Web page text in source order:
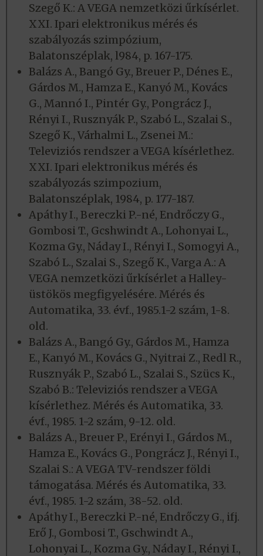
Szegő K.: A VEGA nemzetközi űrkísérlet.
XXI. Ipari elektronikus mérés és
szabályozás szimpózium,
Balatonszéplak, l984, p. 167-175.
Balázs A., Bangó Gy., Breuer P., Dénes E.,
Gárdos M., Hamza E., Kanyó M., Kovács
G., Mannó I., Pintér Gy., Pongrácz J.,
Rényi I., Rusznyák P., Szabó L., Szalai S.,
Szegő K., Várhalmi L., Zsenei M.:
Televiziós rendszer a VEGA kísérlethez.
XXI. Ipari elektronikus mérés és
szabályozás szimpozium,
Balatonszéplak, 1984, p. 177-187.
Apáthy I., Bereczki P.-né, Endrőczy G.,
Gombosi T., Gcshwindt A., Lohonyai L.,
Kozma Gy., Náday I., Rényi I., Somogyi A.,
Szabó L., Szalai S., Szegő K., Varga A.: A
VEGA nemzetközi űrkísérlet a Halley-
üstökös megfigyelésére. Mérés és
Automatika, 33. évf., 1985.1-2 szám, 1-8.
old.
Balázs A., Bangó Gy., Gárdos M., Hamza
E., Kanyó M., Kovács G., Nyitrai Z., Redl R.,
Rusznyák P., Szabó L., Szalai S., Szücs K.,
Szabó B.: Televiziós rendszer a VEGA
kísérlethez. Mérés és Automatika, 33.
évf., 1985. 1-2 szám, 9-12. old.
Balázs A., Breuer P., Erényi I., Gárdos M.,
Hamza E., Kovács G., Pongrácz J., Rényi I.,
Szalai S.: A VEGA TV-rendszer földi
támogatása. Mérés és Automatika, 33.
évf., 1985. 1-2 szám, 38-52. old.
Apáthy I., Bereczki P.-né, Endrőczy G., ifj.
Erő J., Gombosi T., Gschwindt A.,
Lohonyai L., Kozma Gy., Náday I., Rényi I.,